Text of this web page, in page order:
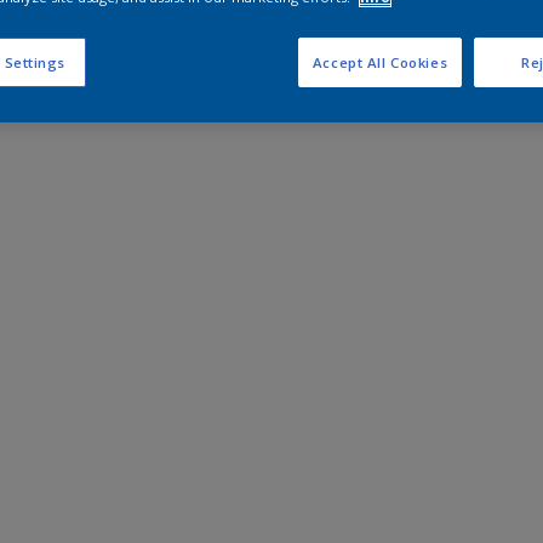
Settings Accept All Cookies